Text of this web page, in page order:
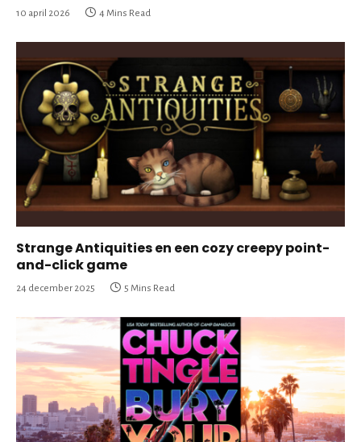
10 april 2026 4 Mins Read
Strange Antiquities en een cozy creepy point-
and-click game
24 december 2025 5 Mins Read